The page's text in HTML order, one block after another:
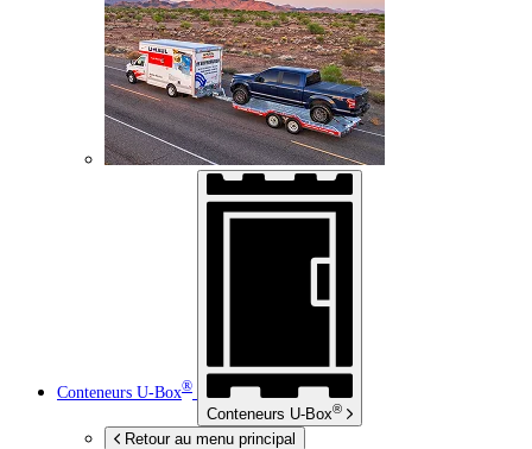
Conteneurs U-Box®
Conteneurs U-Box®
Retour au menu principal